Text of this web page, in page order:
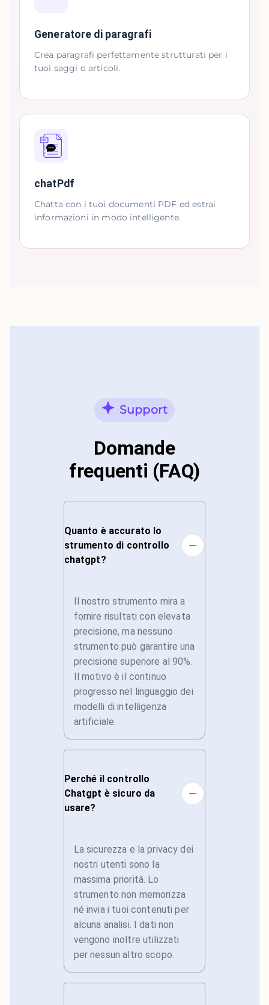
Generatore di paragrafi
Crea paragrafi perfettamente strutturati per i
tuoi saggi o articoli.
chatPdf
Chatta con i tuoi documenti PDF ed estrai
informazioni in modo intelligente.
Support
Domande
frequenti (FAQ)
Quanto è accurato lo
strumento di controllo
chatgpt?
Il nostro strumento mira a
fornire risultati con elevata
precisione, ma nessuno
strumento può garantire una
precisione superiore al 90%.
Il motivo è il continuo
progresso nel linguaggio dei
modelli di intelligenza
artificiale.
Perché il controllo
Chatgpt è sicuro da
usare?
La sicurezza e la privacy dei
nostri utenti sono la
massima priorità. Lo
strumento non memorizza
né invia i tuoi contenuti per
alcuna analisi. I dati non
vengono inoltre utilizzati
per nessun altro scopo.